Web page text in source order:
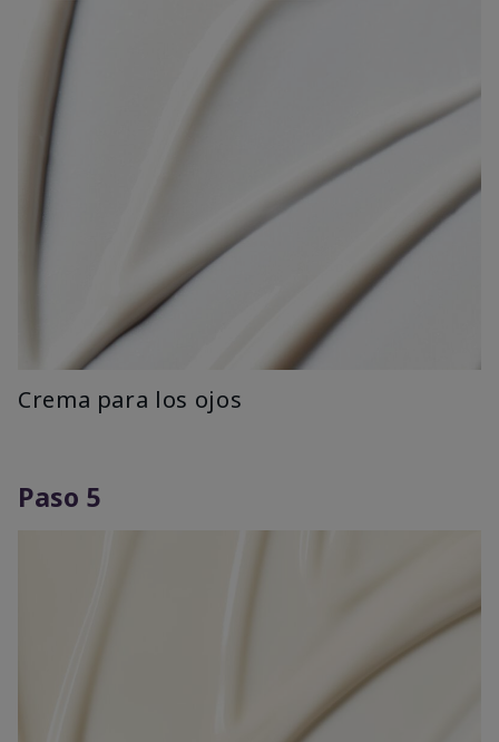
Crema para los ojos
Paso 5